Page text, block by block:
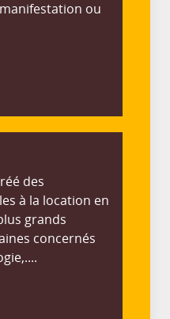
ou
des
à la location en
grands
concernés